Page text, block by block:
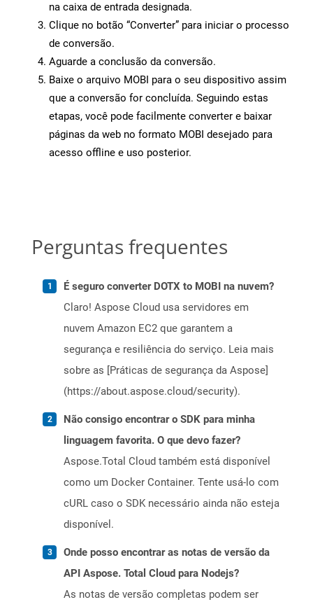
na caixa de entrada designada.
Clique no botão “Converter” para iniciar o processo
de conversão.
Aguarde a conclusão da conversão.
Baixe o arquivo MOBI para o seu dispositivo assim
que a conversão for concluída. Seguindo estas
etapas, você pode facilmente converter e baixar
páginas da web no formato MOBI desejado para
acesso offline e uso posterior.
Perguntas frequentes
É seguro converter DOTX to MOBI na nuvem?
Claro! Aspose Cloud usa servidores em
nuvem Amazon EC2 que garantem a
segurança e resiliência do serviço. Leia mais
sobre as [Práticas de segurança da Aspose]
(https://about.aspose.cloud/security).
Não consigo encontrar o SDK para minha
linguagem favorita. O que devo fazer?
Aspose.Total Cloud também está disponível
como um Docker Container. Tente usá-lo com
cURL caso o SDK necessário ainda não esteja
disponível.
Onde posso encontrar as notas de versão da
API Aspose. Total Cloud para Nodejs?
As notas de versão completas podem ser